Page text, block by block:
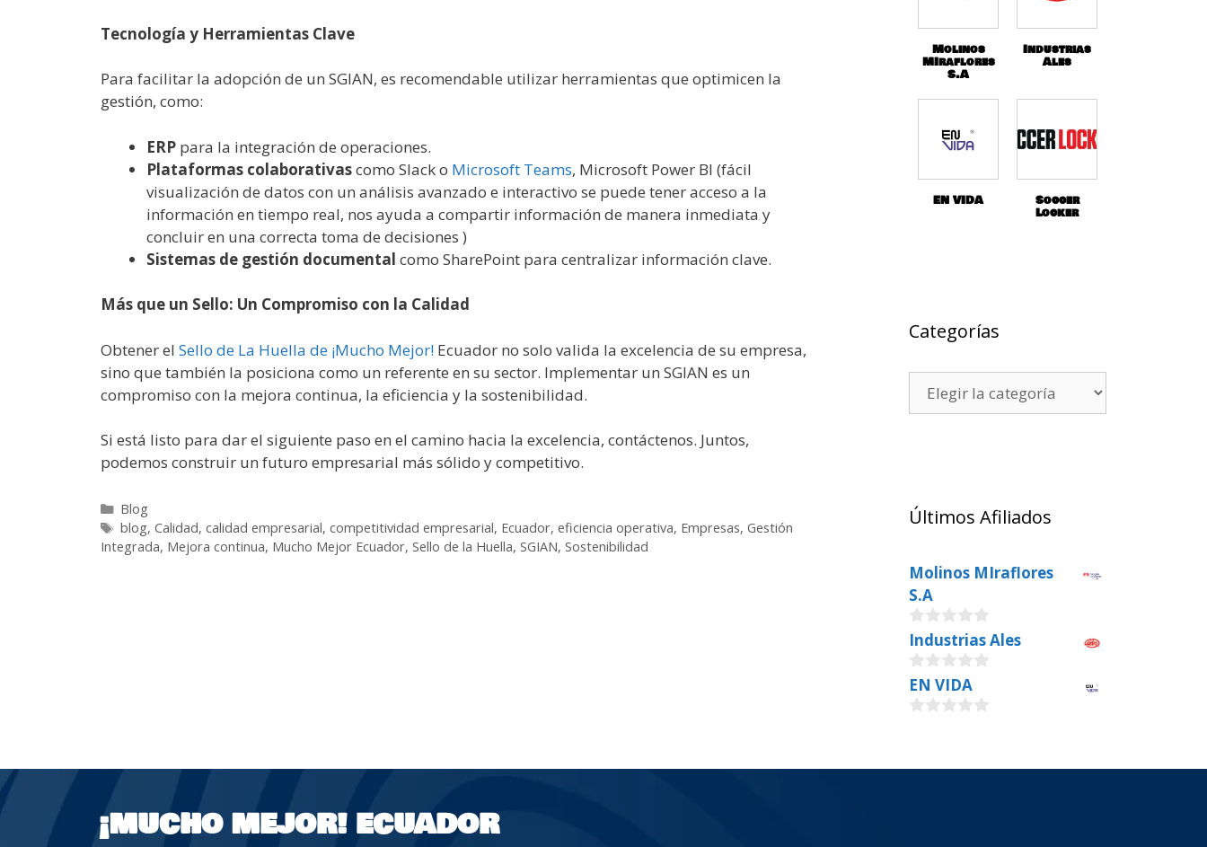
Tecnología y Herramientas Clave
Para facilitar la adopción de un SGIAN, es recomendable utilizar herramientas que optimicen la
gestión, como:
ERP para la integración de operaciones.
Plataformas colaborativascomo Slack o Microsoft Teams, Microsoft Power BI (fácil
visualización de datos con un análisis avanzado e interactivo se puede tener acceso a la
información en tiempo real, nos ayuda a compartir información de manera inmediata y
concluir en una correcta toma de decisiones )
Sistemas de gestión documental como SharePoint para centralizar información clave.
Más que un Sello: Un Compromiso con la Calidad
Obtener el Sello de La Huella de ¡Mucho Mejor! Ecuador no solo valida la excelencia de su empresa,
sino que también la posiciona como un referente en su sector. Implementar un SGIAN es un
compromiso con la mejora continua, la eficiencia y la sostenibilidad.
Si está listo para dar el siguiente paso en el camino hacia la excelencia, contáctenos. Juntos,
podemos construir un futuro empresarial más sólido y competitivo.
Blog
blog, Calidad, calidad empresarial, competitividad empresarial, Ecuador, eficiencia operativa, Empresas, Gestión
Integrada, Mejora continua, Mucho Mejor Ecuador, Sello de la Huella, SGIAN, Sostenibilidad
Molinos
MIraflores
S.A
Industrias
Ales
EN VIDA Soccer
Locker
Categorías
Últimos Afiliados
Molinos MIraflores
S.A
0
o
u
t
o
f
Industrias Ales
0
o
u
5
EN VIDA
t
¡MUCHO MEJOR! ECUADOR